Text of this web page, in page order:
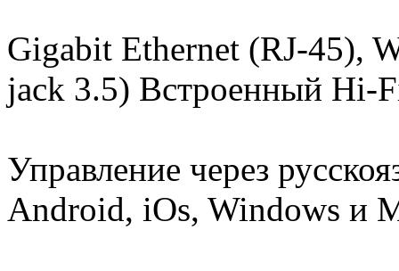
Gigabit Ethernet (RJ-45),
jack 3.5) Встроенный Hi-
Управление через
Android, iOs, Windows и